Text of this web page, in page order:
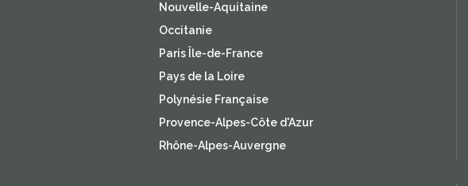
Nouvelle-Aquitaine
Occitanie
Paris Île-de-France
Pays de la Loire
Polynésie Française
Provence-Alpes-Côte d'Azur
Rhône-Alpes-Auvergne